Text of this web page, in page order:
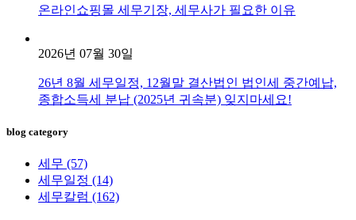
온라인쇼핑몰 세무기장, 세무사가 필요한 이유
2026년 07월 30일
26년 8월 세무일정, 12월말 결산법인 법인세 중간예납,
종합소득세 분납 (2025년 귀속분) 잊지마세요!
blog category
세무 (57)
세무일정 (14)
세무칼럼 (162)